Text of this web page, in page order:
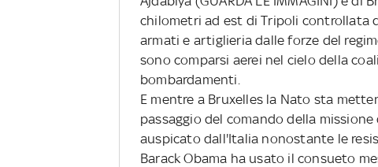
chilometri ad est di Tripoli controllata
armati e artiglieria dalle forze del
sono comparsi aerei nel cielo della
bombardamenti.
E mentre a Bruxelles la Nato sta
passaggio del comando della
auspicato dall'Italia nonostante le
Barack Obama ha usato il consueto